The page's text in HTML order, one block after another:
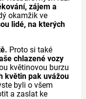
zájem a
okamžik ve
lidé, na kterých
Proto si také
chlazené vozy
květinovou burzu
květin pak uvážou
byli o všem
a zaslat ke